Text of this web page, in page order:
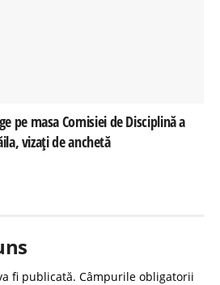
pe masa Comisiei de Disciplină a
vizați de anchetă
fi publicată. Câmpurile obligatorii